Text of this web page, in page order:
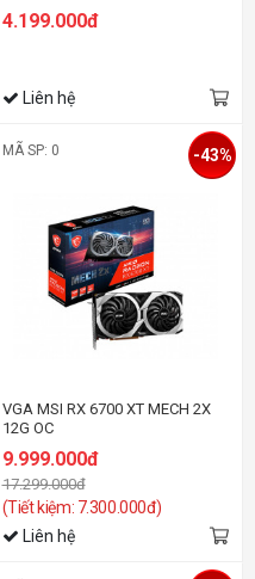
4.199.000đ
Liên hệ
MÃ SP: 0
VGA MSI RX 6700 XT MECH 2X
12G OC
9.999.000đ
17.299.000đ
(Tiết kiệm: 7.300.000đ)
-43%
Liên hệ